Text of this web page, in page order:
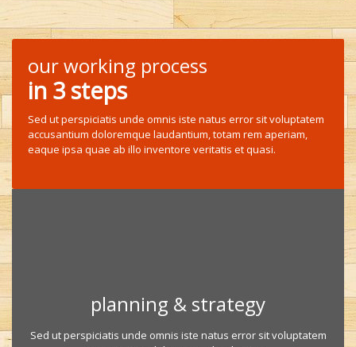
our working process
in 3 steps
Sed ut perspiciatis unde omnis iste natus error sit voluptatem
accusantium doloremque laudantium, totam rem aperiam,
eaque ipsa quae ab illo inventore veritatis et quasi.
planning & strategy
Sed ut perspiciatis unde omnis iste natus error sit voluptatem